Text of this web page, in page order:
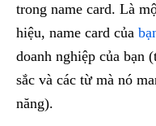
trong name card. Là
hiệu, name card của
doanh nghiệp của bạn
sắc và các từ mà nó
năng).